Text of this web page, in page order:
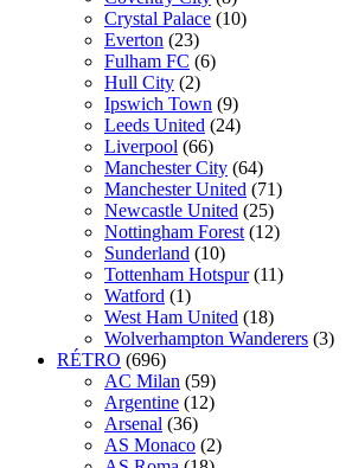
Crystal Palace (10)
Everton (23)
Fulham FC (6)
Hull City (2)
Ipswich Town (9)
Leeds United (24)
Liverpool (66)
Manchester City (64)
Manchester United (71)
Newcastle United (25)
Nottingham Forest (12)
Sunderland (10)
Tottenham Hotspur (11)
Watford (1)
West Ham United (18)
Wolverhampton Wanderers (3)
RÉTRO (696)
AC Milan (59)
Argentine (12)
Arsenal (36)
AS Monaco (2)